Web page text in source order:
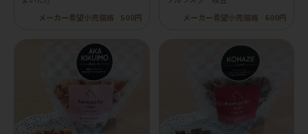
メーカー希望小売価格
500円
メーカー希望小売価格
600円